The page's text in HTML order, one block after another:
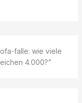
falle: wie viele
4.000?”